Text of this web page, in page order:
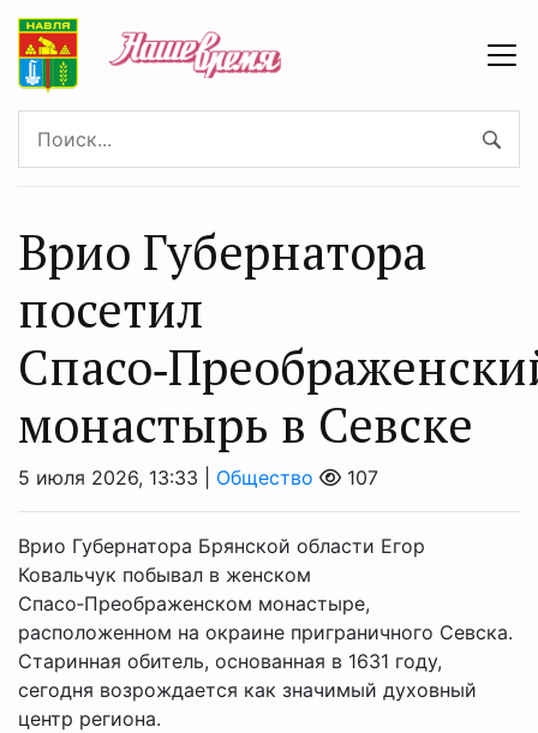
Врио Губернатора
посетил
монастырь в Севске
5 июля 2026, 13:33 | Общество 107
Врио Губернатора Брянской области Егор
Ковальчук побывал в женском
Спасо‑Преображенском монастыре,
расположенном на окраине приграничного Севска.
Старинная обитель, основанная в 1631 году,
сегодня возрождается как значимый духовный
центр региона.